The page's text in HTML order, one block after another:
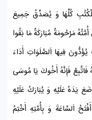
كُلِّهَا وَ يُصَدِّقُ جَمِيعَ
مَرْحُومَةٌ مُبَارَكَةٌ مَا بَقُوا
فِيهَا اَلصَّلَوَاتِ أَدَاءَ
فَإِنَّهُ أَخُوكَ يَا مُوسَى
يَدَهُ عَلَيْهِ وَ يُبَارَكُ عَلَيْهِ
اَلسَّاعَةَ وَ بِأُمَّتِهِ أَخْتِمُ